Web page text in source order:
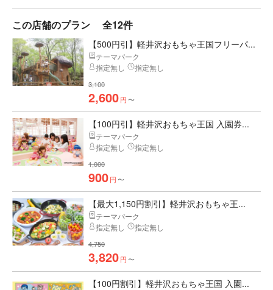
この店舗のプラン 全12件
【500円引】軽井沢おもちゃ王国フリーパ...
テーマパーク
指定無し
指定無し
3,100
2,600円 〜
【100円引】軽井沢おもちゃ王国 入園券...
テーマパーク
指定無し
指定無し
1,000
900円 〜
【最大1,150円割引】軽井沢おもちゃ王...
テーマパーク
指定無し
指定無し
4,750
3,820円 〜
【100円割引】軽井沢おもちゃ王国 入園...